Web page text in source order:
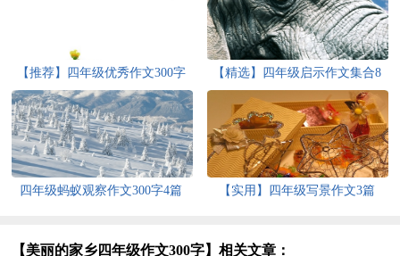
【推荐】四年级优秀作文300字
汇编9篇
【精选】四年级启示作文集合8
篇
四年级蚂蚁观察作文300字4篇 【实用】四年级写景作文3篇
【美丽的家乡四年级作文300字】相关文章：